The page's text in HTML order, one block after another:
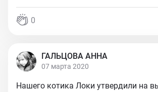
0
ГАЛЬЦОВА АННА
07 марта 2020
Нашего котика Локи утвердили на